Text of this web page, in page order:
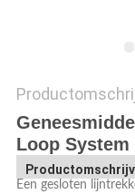
Loop System
Een gesloten